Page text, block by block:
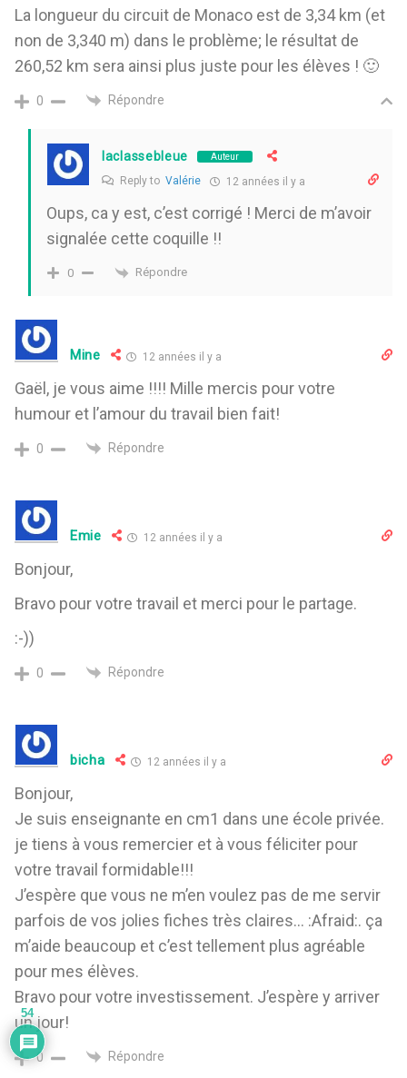
La longueur du circuit de Monaco est de 3,34 km (et
non de 3,340 m) dans le problème; le résultat de
260,52 km sera ainsi plus juste pour les élèves ! 🙂
0 Répondre
laclassebleue Auteur
Reply to Valérie 12 années il y a
Oups, ca y est, c’est corrigé ! Merci de m’avoir
signalée cette coquille !!
0 Répondre
Mine 12 années il y a
Gaël, je vous aime !!!! Mille mercis pour votre
humour et l’amour du travail bien fait!
0 Répondre
Emie 12 années il y a
Bonjour,
Bravo pour votre travail et merci pour le partage.
:-))
0 Répondre
bicha 12 années il y a
Bonjour,
Je suis enseignante en cm1 dans une école privée.
je tiens à vous remercier et à vous féliciter pour
votre travail formidable!!!
J’espère que vous ne m’en voulez pas de me servir
parfois de vos jolies fiches très claires… :Afraid:. ça
m’aide beaucoup et c’est tellement plus agréable
pour mes élèves.
Bravo pour votre investissement. J’espère y arriver
un jour!
0 Répondre
54